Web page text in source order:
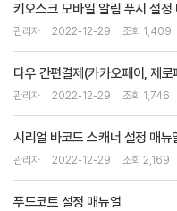
키오스크 모바일 알림 푸시 설정
관리자 2022-12-29 조회 1,409
다우 간편결제(카카오페이, 제
관리자 2022-12-29 조회 1,746
시리얼 바코드 스캐너 설정 매뉴
관리자 2022-12-29 조회 2,169
푸드코트 설정 매뉴얼